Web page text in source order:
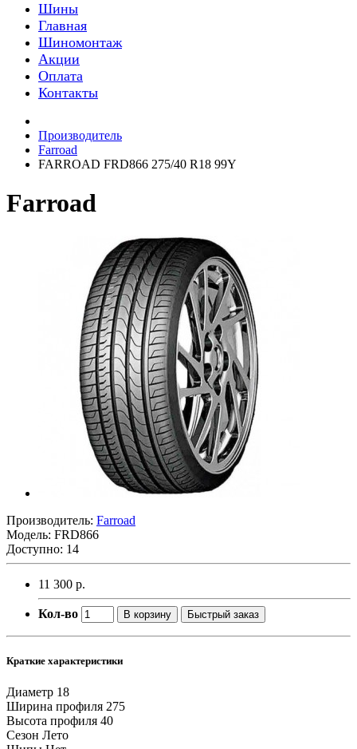
Шины
Главная
Шиномонтаж
Акции
Оплата
Контакты
Производитель
Farroad
FARROAD FRD866 275/40 R18 99Y
Farroad
Производитель: Farroad
Модель: FRD866
Доступно: 14
11 300 р.
Кол-во В корзину Быстрый заказ
Краткие характеристики
Диаметр 18
Ширина профиля 275
Высота профиля 40
Сезон Лето